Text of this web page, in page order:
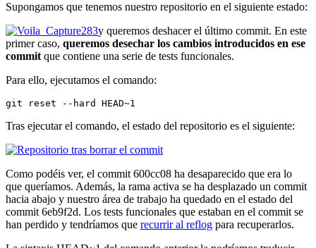
Supongamos que tenemos nuestro repositorio en el siguiente estado:
y queremos deshacer el último commit. En este
primer caso, queremos desechar los cambios introducidos en ese
commit que contiene una serie de tests funcionales.
Para ello, ejecutamos el comando:
git reset --hard HEAD~1
Tras ejecutar el comando, el estado del repositorio es el siguiente:
Como podéis ver, el commit 600cc08 ha desaparecido que era lo
que queríamos. Además, la rama activa se ha desplazado un commit
hacia abajo y nuestro área de trabajo ha quedado en el estado del
commit 6eb9f2d. Los tests funcionales que estaban en el commit se
han perdido y tendríamos que recurrir al reflog para recuperarlos.